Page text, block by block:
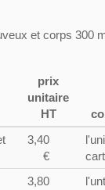
et corps 300
prix
unitaire
HT
3,40
€
3,80